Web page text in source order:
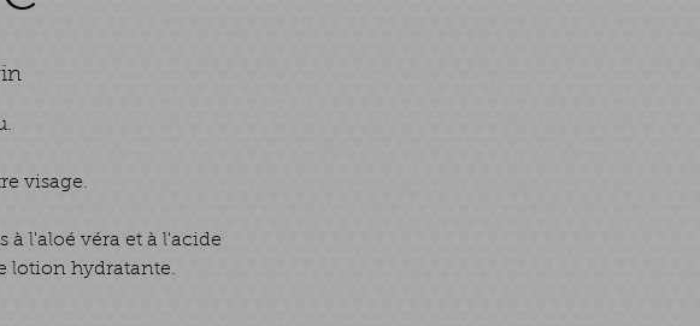
visage.
à l'aloé véra et à l'acide
lotion hydratante.